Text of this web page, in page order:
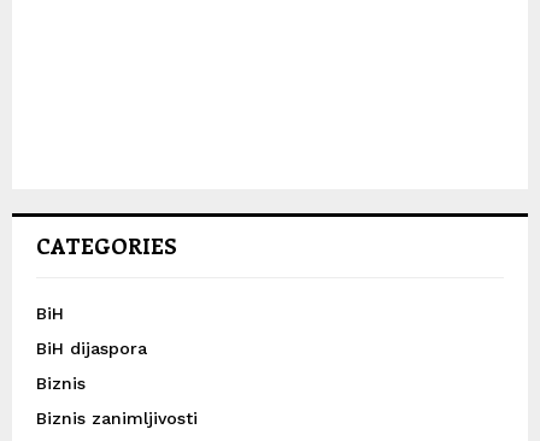
CATEGORIES
BiH
BiH dijaspora
Biznis
Biznis zanimljivosti